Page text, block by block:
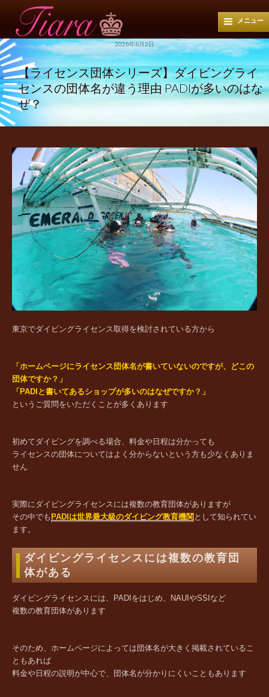
メニュー
2026年6月2日
【ライセンス団体シリーズ】ダイビングライ
センスの団体名が違う理由 PADIが多いのはな
ぜ？
東京でダイビングライセンス取得を検討されている方から
「ホームページにライセンス団体名が書いていないのですが、どこの
団体ですか？」
「PADIと書いてあるショップが多いのはなぜですか？」
というご質問をいただくことが多くあります
初めてダイビングを調べる場合、料金や日程は分かっても
ライセンスの団体についてはよく分からないという方も少なくありま
せん
実際にダイビングライセンスには複数の教育団体がありますが
その中でも PADIは世界最大級のダイビング教育機関 として知られてい
ます。
ダイビングライセンスには複数の教育団
体がある
ダイビングライセンスには、PADIをはじめ、NAUIやSSIなど
複数の教育団体があります
そのため、ホームページによっては団体名が大きく掲載されているこ
ともあれば
料金や日程の説明が中心で、団体名が分かりにくいこともあります